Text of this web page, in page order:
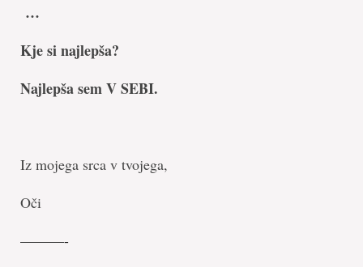
…
Kje si najlepša?
Najlepša sem V SEBI.
Iz mojega srca v tvojega,
Oči
———-